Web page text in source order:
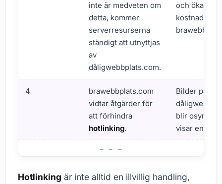
inte är medveten om
detta, kommer
serverresurserna
ständigt att utnyttjas
av
dåligwebbplats.com.
och ökade
kostnader
4
brawebbplats.com
vidtar åtgärder för
att förhindra
hotlinking.
Bilder på
blir osynliga
visar en
Hotlinking är inte alltid en illvillig handling,